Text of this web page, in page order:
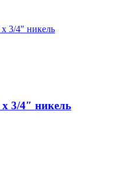
3/4″ никель